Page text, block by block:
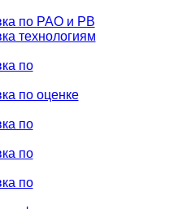
по РАО и РВ
технологиям
по
по оценке
по
по
по